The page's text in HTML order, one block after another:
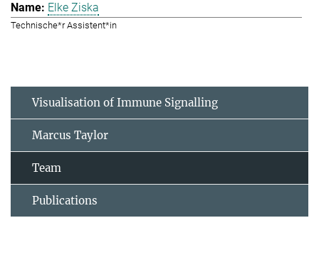
Elke Ziska
Technische*r Assistent*in
Visualisation of Immune Signalling
Marcus Taylor
Team
Publications